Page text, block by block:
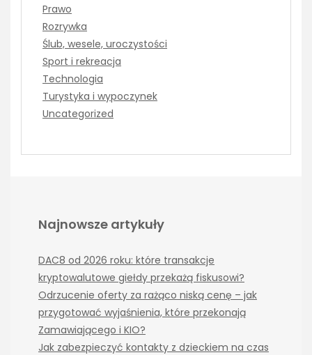
Prawo
Rozrywka
Ślub, wesele, uroczystości
Sport i rekreacja
Technologia
Turystyka i wypoczynek
Uncategorized
Najnowsze artykuły
DAC8 od 2026 roku: które transakcje
kryptowalutowe giełdy przekażą fiskusowi?
Odrzucenie oferty za rażąco niską cenę – jak
przygotować wyjaśnienia, które przekonają
Zamawiającego i KIO?
Jak zabezpieczyć kontakty z dzieckiem na czas